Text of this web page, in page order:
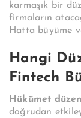
karmaşık bir
firmaların
Hatta büyüme
Hangi
Fintech
Hükümet
doğrudan